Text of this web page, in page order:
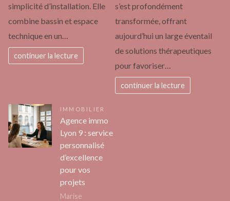
simplicité d’installation. Elle
combine bassin et espace
technique en un…
continuer la lecture
s’est profondément
transformée, offrant
aujourd’hui un large éventail
de solutions thérapeutiques
pour favoriser…
continuer la lecture
IMMOBILIER
Agence immo
Lyon 9 : service
personnalisé
d’excellence
pour vos
projets
Marise